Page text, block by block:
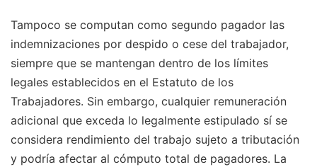
Tampoco se computan como segundo pagador las
indemnizaciones por despido o cese del trabajador,
siempre que se mantengan dentro de los límites
legales establecidos en el Estatuto de los
Trabajadores. Sin embargo, cualquier remuneración
adicional que exceda lo legalmente estipulado sí se
considera rendimiento del trabajo sujeto a tributación
y podría afectar al cómputo total de pagadores. La